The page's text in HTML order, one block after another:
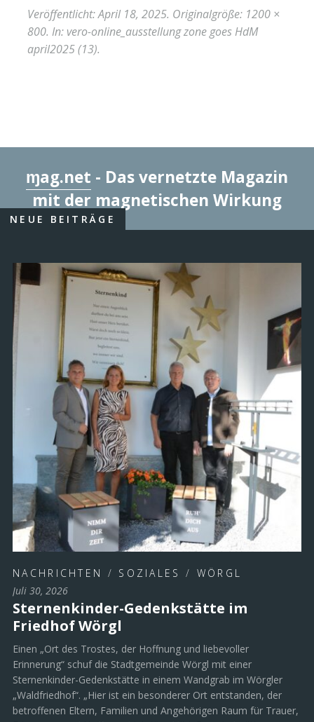
Veröffentlicht:April 18, 2025. Originalgröße: 1200 ×
800. In: vero-online_ausstellung zone goes HdM
april2025 (13).
ɱag.net - Das vernetzte Magazin
mit der magnetischen Wirkung
NEUE BEITRÄGE
NACHRICHTEN / SOZIALES / WÖRGL
Juli 30, 2026
Sternenkinder-Gedenkstätte im
Friedhof Wörgl
Einen „Ort des Trostes, der Hoffnung und liebevoller
Erinnerung“ schuf die Stadtgemeinde Wörgl mit einer
Sternenkinder-Gedenkstätte in einem Wandgrab im Wörgler
„Waldfriedhof“. „Hier ist ein besonderer Ort entstanden, der
betroffenen Eltern, Familien und Angehörigen Raum für Trauer,